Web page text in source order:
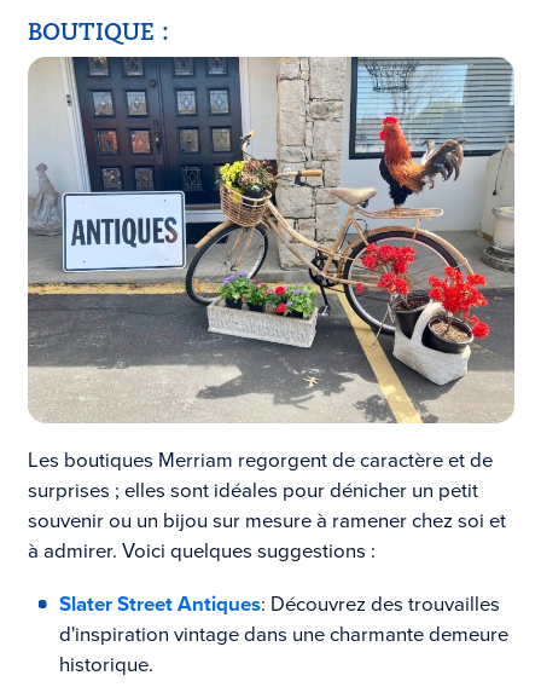
BOUTIQUE :
Les boutiques Merriam regorgent de caractère et de
surprises ; elles sont idéales pour dénicher un petit
souvenir ou un bijou sur mesure à ramener chez soi et
à admirer. Voici quelques suggestions :
Slater Street Antiques: Découvrez des trouvailles
d'inspiration vintage dans une charmante demeure
historique.